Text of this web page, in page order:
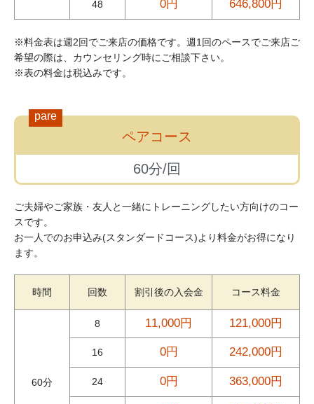
48 0円 646,800円
※料金表は週2回でご来店の価格です。週1回のペースでご来店ご
希望の際は、カウンセリング時にご相談下さい。
※表の料金は税込みです。
pare
ペアコース
60分/回
ご夫婦やご家族・友人と一緒にトレーニングしたい方向けのコー
スです。
お一人でのお申込み(スタンダードコース)より料金がお得になり
ます。
時間 回数 割引後の入会金 コース料金
60分
8 11,000円 121,000円
16 0円 242,000円
24 0円 363,000円